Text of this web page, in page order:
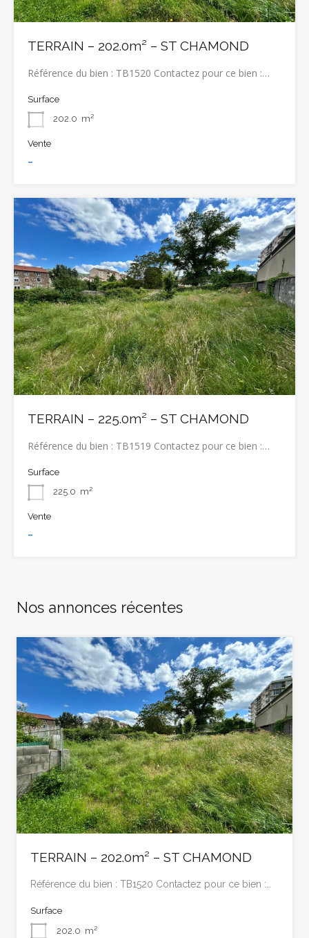
TERRAIN – 202.0m² – ST CHAMOND
Référence du bien : TB1520 Contactez pour ce bien :…
Surface
202.0 m²
Vente
-
TERRAIN – 225.0m² – ST CHAMOND
Référence du bien : TB1519 Contactez pour ce bien :…
Surface
225.0 m²
Vente
-
Nos annonces récentes
TERRAIN – 202.0m² – ST CHAMOND
Référence du bien : TB1520 Contactez pour ce bien :…
Surface
202.0 m²